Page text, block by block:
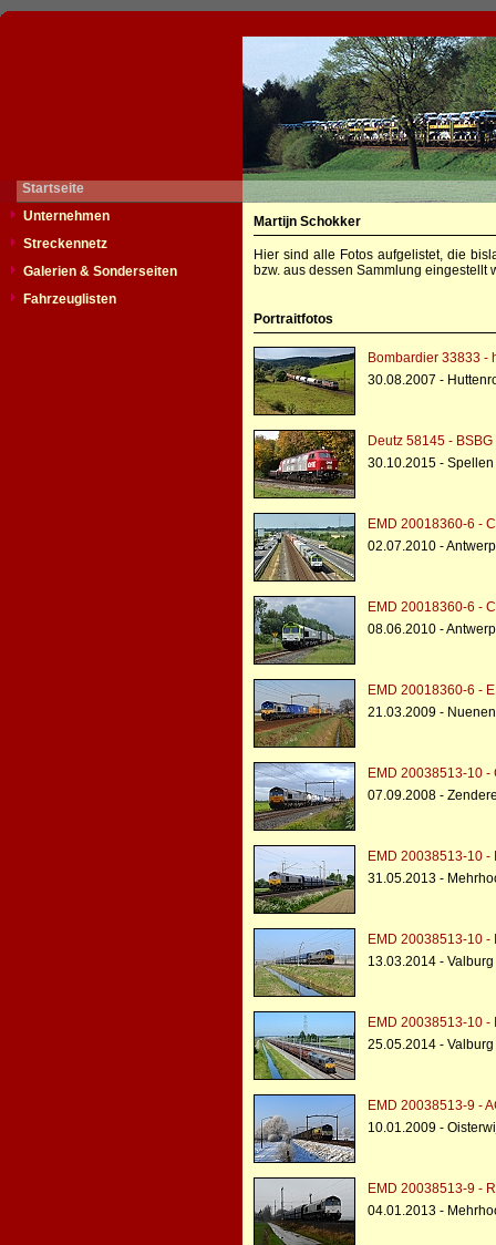
Startseite
Unternehmen
Streckennetz
Galerien & Sonderseiten
Fahrzeuglisten
Martijn Schokker
Hier sind alle Fotos aufgelistet, die
bzw. aus dessen Sammlung eingestellt
Portraitfotos
Bombardier 33833 -
30.08.2007 -
Deutz 58145 -
30.10.2015 - Spellen
EMD 20018360-6 -
02.07.2010 -
EMD 20018360-6 -
08.06.2010 -
EMD 20018360-6 -
21.03.2009 - Nuenen
EMD 20038513-10 -
07.09.2008 -
EMD 20038513-10
31.05.2013 -
EMD 20038513-10
13.03.2014 - Valburg
EMD 20038513-10
25.05.2014 - Valburg
EMD 20038513-9 -
10.01.2009 -
EMD 20038513-9 -
04.01.2013 -